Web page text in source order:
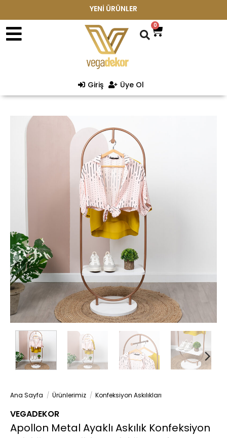
YENİ ÜRÜNLER
0
Giriş Üye Ol
Ana Sayfa / Ürünlerimiz / Konfeksiyon Askılıkları
VEGADEKOR
Apollon Metal Ayaklı Askılık Konfeksiyon